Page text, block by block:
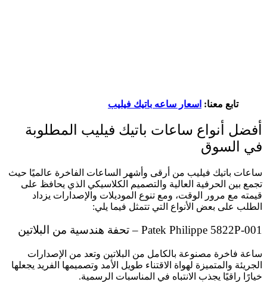
تابع معنا: اسعار ساعه باتيك فيليب
أفضل أنواع ساعات باتيك فيليب المطلوبة
في السوق
ساعات باتيك فيليب من أرقى وأشهر الساعات الفاخرة عالميًا حيث
تجمع بين الحرفية العالية والتصميم الكلاسيكي الذي يحافظ على
قيمته مع مرور الوقت، ومع تنوع الموديلات والإصدارات يزداد
الطلب على بعض الأنواع التي تتمثل فيما يلي:
Patek Philippe 5822P-001 – تحفة هندسية من البلاتين
ساعة فاخرة مصنوعة بالكامل من البلاتين وتعد من الإصدارات
الجريئة والمتميزة لهواة الاقتناء طويل الأمد وتصميمها الفريد يجعلها
خيارًا راقيًا يجذب الانتباه في المناسبات الرسمية.